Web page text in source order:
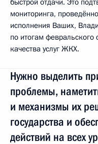
мониторинга,
исполнения Ваших,
по итогам
качества услуг ЖКХ.
Нужно выделить
проблемы,
и механизмы их
государства и
действий на всех